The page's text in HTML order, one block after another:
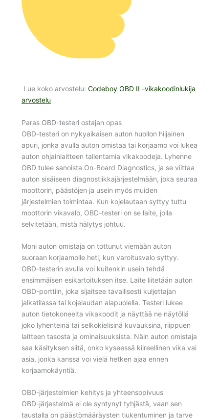
Lue koko arvostelu: Codeboy OBD II -vikakoodinlukija
arvostelu
Paras OBD-testeri ostajan opas
OBD-testeri on nykyaikaisen auton huollon hiljainen
apuri, jonka avulla auton omistaa tai korjaamo voi lukea
auton ohjainlaitteen tallentamia vikakoodeja. Lyhenne
OBD tulee sanoista On-Board Diagnostics, ja se viittaa
auton sisäiseen diagnostiikkajärjestelmään, joka seuraa
moottorin, päästöjen ja usein myös muiden
järjestelmien toimintaa. Kun kojelautaan syttyy tuttu
moottorin vikavalo, OBD-testeri on se laite, jolla
selvitetään, mistä hälytys johtuu.
Moni auton omistaja on tottunut viemään auton
suoraan korjaamolle heti, kun varoitusvalo syttyy.
OBD-testerin avulla voi kuitenkin usein tehdä
ensimmäisen esikartoituksen itse. Laite liitetään auton
OBD-porttiin, joka sijaitsee tavallisesti kuljettajan
jalkatilassa tai kojelaudan alapuolella. Testeri lukee
auton tietokoneelta vikakoodit ja näyttää ne näytöllä
joko lyhenteinä tai selkokielisinä kuvauksina, riippuen
laitteen tasosta ja ominaisuuksista. Näin auton omistaja
saa käsityksen siitä, onko kyseessä kiireellinen vika vai
asia, jonka kanssa voi vielä hetken ajaa ennen
korjaamokäyntiä.
OBD-järjestelmien kehitys ja yhteensopivuus
OBD-järjestelmä ei ole syntynyt tyhjästä, vaan sen
taustalla on päästömääräysten tiukentuminen ja tarve